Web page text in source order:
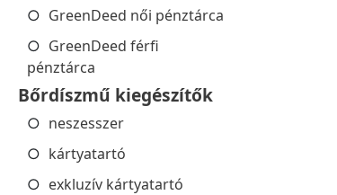
GreenDeed női pénztárca
GreenDeed férfi
pénztárca
Bőrdíszmű kiegészítők
neszesszer
kártyatartó
exkluzív kártyatartó